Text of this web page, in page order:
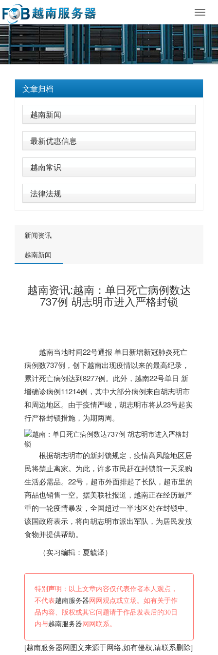
文章归档
越南新闻
最新优惠信息
越南常识
法律法规
新闻资讯
越南新闻
越南资讯:越南：单日死亡病例数达
737例 胡志明市进入严格封锁
越南当地时间22号通报 单日新增新冠肺炎死亡
病例数737例，创下越南出现疫情以来的最高纪录，
累计死亡病例达到8277例。此外， 越南22号单日 新
增确诊病例11214例，其中大部分病例来自胡志明市
和周边地区。由于疫情严峻，胡志明市将从23号起实
行严格封锁措施，为期两周。
根据胡志明市的新封锁规定，疫情高风险地区居
民将禁止离家。为此，许多市民赶在封锁前一天采购
生活必需品。22号，超市外面排起了长队，超市里的
商品也销售一空。据美联社报道， 越南正在经历最严
重的一轮疫情暴发，全国超过一半地区处在封锁中。
该国政府表示，将向胡志明市派出军队，为居民发放
食物并提供帮助。
（实习编辑：夏毓泽）
特别声明：以上文章内容仅代表作者本人观点，
不代表越南服务器 网网观点或立场。如有关于作
品内容、版权或其它问题请于作品发表后的30日
内与越南服务器 网网联系。
[越南服务器网图文来源于网络,如有侵权,请联系删除]